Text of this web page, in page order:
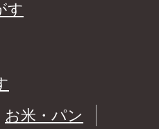
す
お米・パン